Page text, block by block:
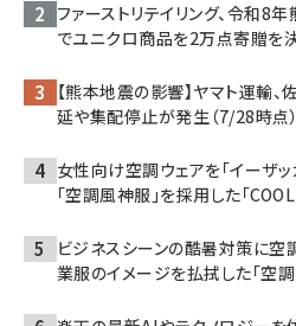
ファーストリテイリング、令和8
でユニクロ商品を2万点寄贈を
【熊本地震の影響】ヤマト運輸
延や集配停止が発生（7/28時点）
女性向け空調ウェアを「イーザ
「空調風神服」を採用した「
ビジネスシーンの酷暑対策に空調
業服のイメージを払拭した「空